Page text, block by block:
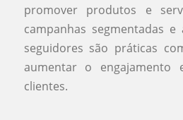
promover produtos e
campanhas segmentadas
seguidores são práticas
aumentar o engajamento
clientes.